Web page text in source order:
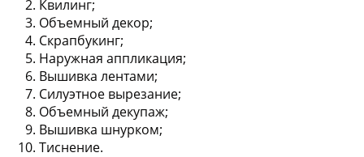
Квилинг;
Объемный декор;
Скрапбукинг;
Наружная аппликация;
Вышивка лентами;
Силуэтное вырезание;
Объемный декупаж;
Вышивка шнурком;
Тиснение.